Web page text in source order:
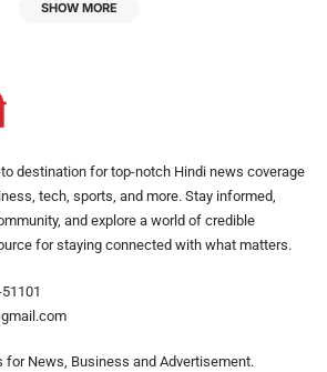
SHOW MORE
destination for top-notch Hindi news coverage
tech, sports, and more. Stay informed,
and explore a world of credible
for staying connected with what matters.
for News, Business and Advertisement.